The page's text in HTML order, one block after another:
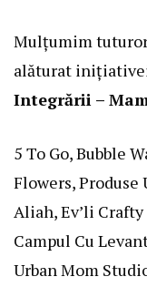
Mulțumim
alăturat
Integrării –
5 To Go, Bubble
Flowers, Produse
Aliah, Ev’li
Campul Cu
Urban Mom